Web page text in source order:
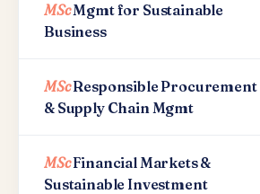
MScMgmt for Sustainable
Business
MScResponsible Procurement
& Supply Chain Mgmt
MScFinancial Markets &
Sustainable Investment